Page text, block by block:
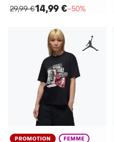
29,99 €14,99 €−50%
PROMOTION FEMME